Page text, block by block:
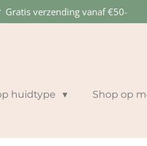
Gratis verzending vanaf €50-
huidtype Shop op